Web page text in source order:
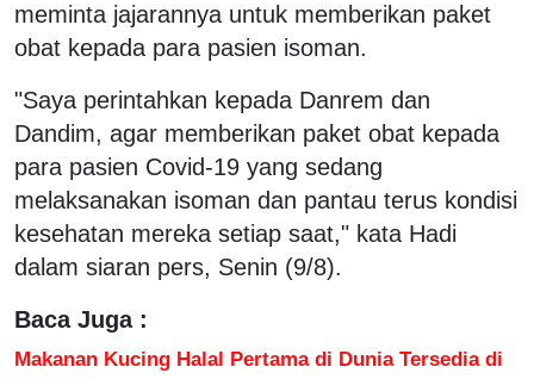
meminta jajarannya untuk memberikan paket
obat kepada para pasien isoman.
"Saya perintahkan kepada Danrem dan
Dandim, agar memberikan paket obat kepada
para pasien Covid-19 yang sedang
melaksanakan isoman dan pantau terus kondisi
kesehatan mereka setiap saat," kata Hadi
dalam siaran pers, Senin (9/8).
Baca Juga :
Makanan Kucing Halal Pertama di Dunia Tersedia di